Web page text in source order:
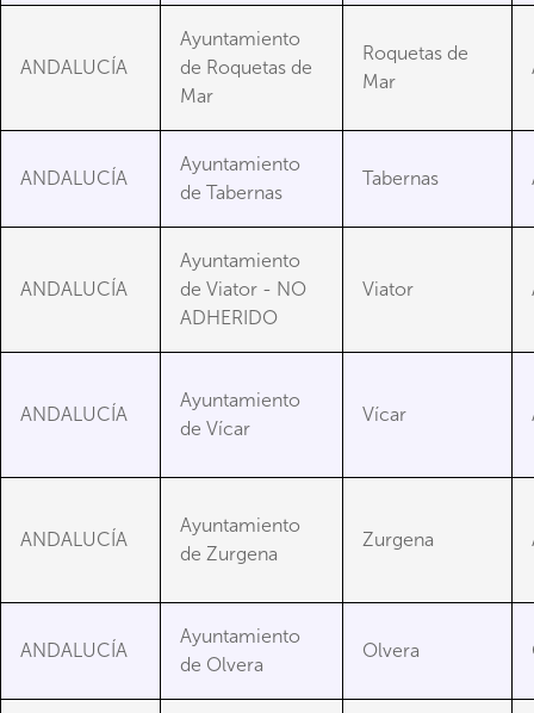
ANDALUCÍA
Ayuntamiento
de Roquetas de
Mar
Roquetas de
Mar
ANDALUCÍA
Ayuntamiento
de Tabernas
Tabernas
ANDALUCÍA
Ayuntamiento
de Viator - NO
ADHERIDO
Viator
ANDALUCÍA
Ayuntamiento
de Vícar
Vícar
ANDALUCÍA
Ayuntamiento
de Zurgena
Zurgena
ANDALUCÍA
Ayuntamiento
de Olvera
Olvera